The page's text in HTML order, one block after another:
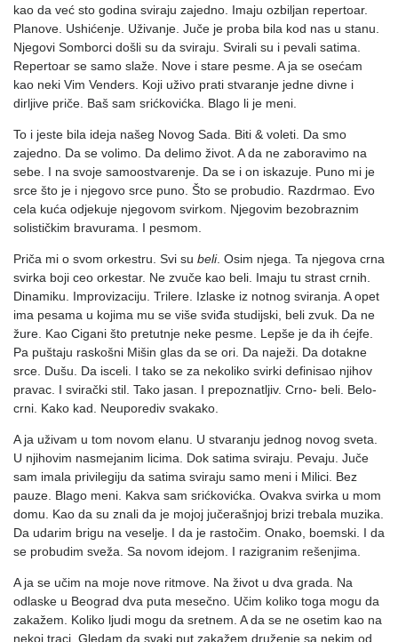
kao da već sto godina sviraju zajedno. Imaju ozbiljan repertoar.
Planove. Ushićenje. Uživanje. Juče je proba bila kod nas u stanu.
Njegovi Somborci došli su da sviraju. Svirali su i pevali satima.
Repertoar se samo slaže. Nove i stare pesme. A ja se osećam
kao neki Vim Venders. Koji uživo prati stvaranje jedne divne i
dirljive priče. Baš sam srićkovićka. Blago li je meni.
To i jeste bila ideja našeg Novog Sada. Biti & voleti. Da smo
zajedno. Da se volimo. Da delimo život. A da ne zaboravimo na
sebe. I na svoje samoostvarenje. Da se i on iskazuje. Puno mi je
srce što je i njegovo srce puno. Što se probudio. Razdrmao. Evo
cela kuća odjekuje njegovom svirkom. Njegovim bezobraznim
solističkim bravurama. I pesmom.
Priča mi o svom orkestru. Svi su beli. Osim njega. Ta njegova crna
svirka boji ceo orkestar. Ne zvuče kao beli. Imaju tu strast crnih.
Dinamiku. Improvizaciju. Trilere. Izlaske iz notnog sviranja. A opet
ima pesama u kojima mu se više sviđa studijski, beli zvuk. Da ne
žure. Kao Cigani što pretutnje neke pesme. Lepše je da ih ćejfe.
Pa puštaju raskošni Mišin glas da se ori. Da naježi. Da dotakne
srce. Dušu. Da isceli. I tako se za nekoliko svirki definisao njihov
pravac. I svirački stil. Tako jasan. I prepoznatljiv. Crno- beli. Belo-
crni. Kako kad. Neuporediv svakako.
A ja uživam u tom novom elanu. U stvaranju jednog novog sveta.
U njihovim nasmejanim licima. Dok satima sviraju. Pevaju. Juče
sam imala privilegiju da satima sviraju samo meni i Milici. Bez
pauze. Blago meni. Kakva sam srićkovićka. Ovakva svirka u mom
domu. Kao da su znali da je mojoj jučerašnjoj brizi trebala muzika.
Da udarim brigu na veselje. I da je rastočim. Onako, boemski. I da
se probudim sveža. Sa novom idejom. I razigranim rešenjima.
A ja se učim na moje nove ritmove. Na život u dva grada. Na
odlaske u Beograd dva puta mesečno. Učim koliko toga mogu da
zakažem. Koliko ljudi mogu da sretnem. A da se ne osetim kao na
nekoj traci. Gledam da svaki put zakažem druženje sa nekim od